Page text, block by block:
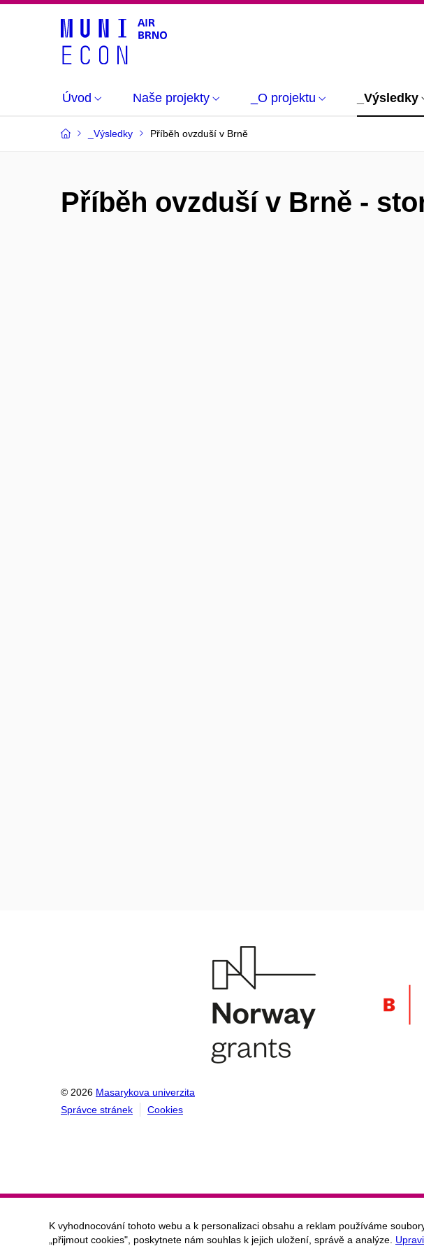
Úvod Naše projekty _O projektu _Výsledky
_Výsledky Příběh ovzduší v Brně
Příběh ovzduší v Brně -
© 2026 Masarykova univerzita
Správce stránek
Cookies
K vyhodnocování tohoto webu a k personalizaci obsahu a reklam používáme
„přijmout cookies", poskytnete nám souhlas k jejich uložení, správě a analýze.